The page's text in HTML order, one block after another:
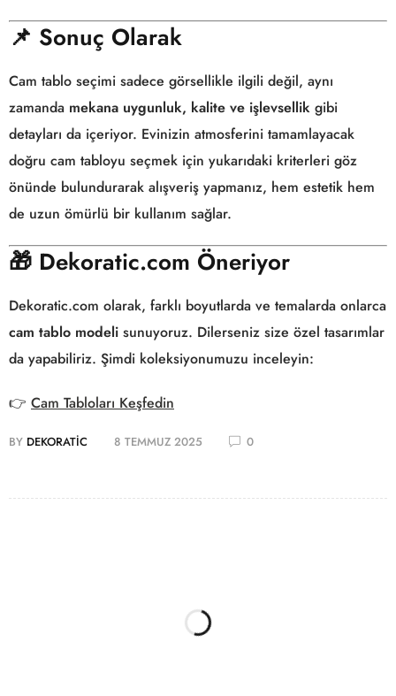
📌 Sonuç Olarak
Cam tablo seçimi sadece görsellikle ilgili değil, aynı
zamanda mekana uygunluk, kalite ve işlevsellik gibi
detayları da içeriyor. Evinizin atmosferini tamamlayacak
doğru cam tabloyu seçmek için yukarıdaki kriterleri göz
önünde bulundurarak alışveriş yapmanız, hem estetik hem
de uzun ömürlü bir kullanım sağlar.
🎁 Dekoratic.com Öneriyor
Dekoratic.com olarak, farklı boyutlarda ve temalarda onlarca
cam tablo modeli sunuyoruz. Dilerseniz size özel tasarımlar
da yapabiliriz. Şimdi koleksiyonumuzu inceleyin:
👉 Cam Tabloları Keşfedin
BY DEKORATIC 8 TEMMUZ 2025 0